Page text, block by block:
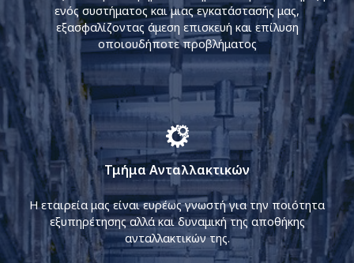
ενός συστήματος και μιας εγκατάστασής μας,
εξασφαλίζοντας άμεση επισκευή και επίλυση
οποιουδήποτε προβλήματος
Τμήμα Ανταλλακτικών
Η εταιρεία μας είναι ευρέως γνωστή για την ποιότητα
εξυπηρέτησης αλλά και δυναμική της αποθήκης
ανταλλακτικών της.